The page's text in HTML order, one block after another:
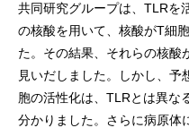
共同研究グループは、TLRを
の核酸を用いて、核酸がT細
た。その結果、それらの核酸
見いだしました。しかし、
胞の活性化は、TLRとは異な
分かりました。さらに病原体